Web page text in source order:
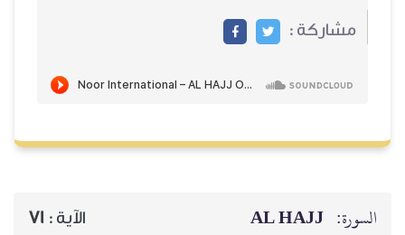
مشاركة :
السورة: AL HAJJ الآية : 71